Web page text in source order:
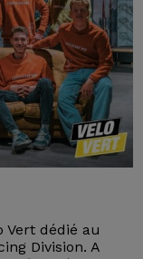
Vert dédié au
Division. A